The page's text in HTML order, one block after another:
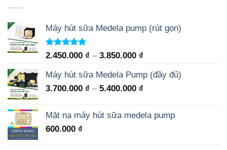
Máy hút sữa Medela pump (rút gọn)
Rated 5.00
2.450.000 ₫ – 3.850.000 ₫
Máy hút sữa Medela Pump (đầy đủ)
3.700.000 ₫ – 5.400.000 ₫
Mặt nạ máy hút sữa medela pump
600.000 ₫